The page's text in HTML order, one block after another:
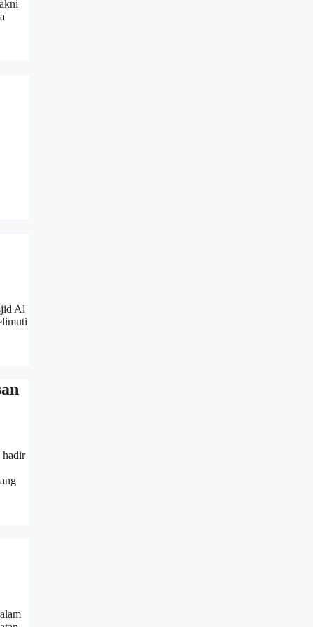
Al
hadir